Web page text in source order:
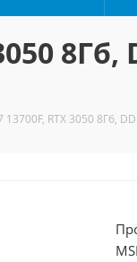
8Гб,
RTX 3050 8Гб,